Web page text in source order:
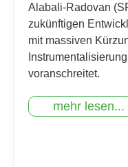
Alabali-Radovan
zukünftigen
mit massiven
voranschreitet.
mehr lesen...